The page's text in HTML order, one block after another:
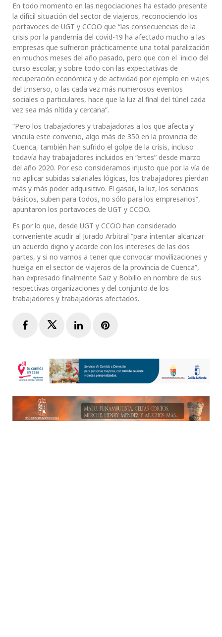
En todo momento en las negociaciones ha estado presente
la difícil situación del sector de viajeros, reconociendo los
portavoces de UGT y CCOO que “las consecuencias de la
crisis por la pandemia del covid-19 ha afectado mucho a las
empresas que sufrieron prácticamente una total paralización
en muchos meses del año pasado, pero que con el inicio del
curso escolar, y sobre todo con las expectativas de
recuperación económica y de actividad por ejemplo en viajes
del Imserso, o las cada vez más numerosos eventos
sociales o particulares, hace que la luz al final del túnel cada
vez sea más nítida y cercana”.
“Pero los trabajadores y trabajadoras a los que afecta y
vincula este convenio, algo más de 350 en la provincia de
Cuenca, también han sufrido el golpe de la crisis, incluso
todavía hay trabajadores incluidos en “ertes” desde marzo
del año 2020. Por eso consideramos injusto que por la vía de
no aplicar subidas salariales lógicas, los trabajadores pierdan
más y más poder adquisitivo. El gasoil, la luz, los servicios
básicos, suben para todos, no sólo para los empresarios”,
apuntaron los portavoces de UGT y CCOO.
Es por lo que, desde UGT y CCOO han considerado
conveniente acudir al Jurado Arbitral “para intentar alcanzar
un acuerdo digno y acorde con los intereses de las dos
partes, y si no vamos a tener que convocar movilizaciones y
huelga en el sector de viajeros de la provincia de Cuenca”,
han expresado finalmente Saiz y Bobillo en nombre de sus
respectivas organizaciones y del conjunto de los
trabajadores y trabajadoras afectados.
FacebookTwitterLinkedInPinterest